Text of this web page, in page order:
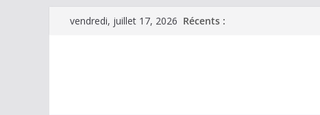
Passervendredi, juillet 17, 2026 Récents :